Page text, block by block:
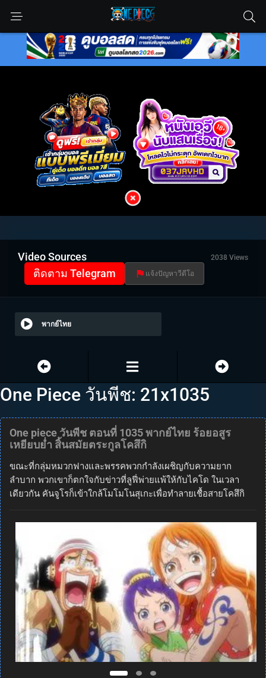
Video Sources 2038 Views
ติดตาม Telegram แจ้งปัญหาวีดีโอ
พากย์ไทย
One Piece วันพีช: 21x1035
One piece วันพีช ตอนที่ 1035 พากย์ไทย ร้อยอสูร
เหยียบย่ำ สิ้นสมัยตระกูลโคสึกิ
ขณะที่กลุ่มหมวกฟางและพรรคพวกกำลังเผชิญกับความยาก
ลำบาก พวกเขาก็ตกใจกับข่าวที่ลูฟี่พ่ายแพ้ให้กับไคโด ในเวลา
เดียวกัน คันจูโรก็เข้าใกล้โมโมโนสุเกะเพื่อทำลายเชื้อสายโคสึกิ